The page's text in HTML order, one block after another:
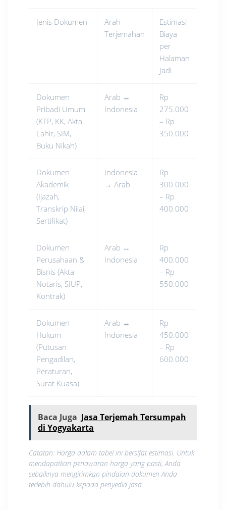
Jenis Dokumen
Arah
Terjemahan
Estimasi
Biaya
per
Halaman
Jadi
Dokumen
Pribadi Umum
(KTP, KK, Akta
Lahir, SIM,
Buku Nikah)
Arab ↔
Indonesia
Rp
275.000
– Rp
350.000
Dokumen
Akademik
(Ijazah,
Transkrip Nilai,
Sertifikat)
Indonesia
→ Arab
Rp
300.000
– Rp
400.000
Dokumen
Perusahaan &
Bisnis (Akta
Notaris, SIUP,
Kontrak)
Arab ↔
Indonesia
Rp
400.000
– Rp
550.000
Dokumen
Hukum
(Putusan
Pengadilan,
Peraturan,
Surat Kuasa)
Arab ↔
Indonesia
Rp
450.000
– Rp
600.000
Baca Juga Jasa Terjemah Tersumpah
di Yogyakarta
Catatan: Harga dalam tabel ini bersifat estimasi. Untuk
mendapatkan penawaran harga yang pasti, Anda
sebaiknya mengirimkan pindaian dokumen Anda
terlebih dahulu kepada penyedia jasa.